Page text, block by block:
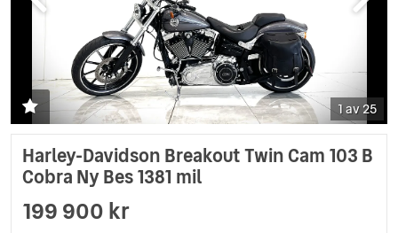
1 av 25
Harley-Davidson Breakout Twin Cam 103 B
Cobra Ny Bes 1381 mil
199 900 kr